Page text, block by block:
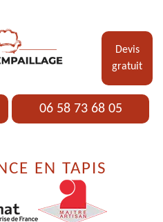
Devis
gratuit
06 58 73 68 05
EN TAPIS